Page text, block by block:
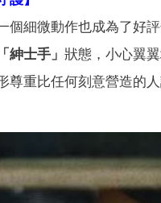
個細微動作也成為了好
「紳士手」 狀態，小心翼
尊重比任何刻意營造的